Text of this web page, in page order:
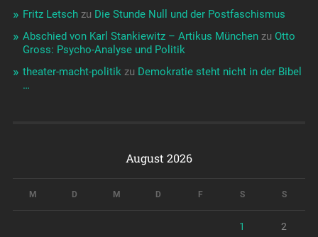
Fritz Letschzu Die Stunde Null und der Postfaschismus
Abschied von Karl Stankiewitz – Artikus Münchenzu Otto
Gross: Psycho-Analyse und Politik
theater-macht-politikzu Demokratie steht nicht in der Bibel
…
August 2026
M D M D F S S
1 2